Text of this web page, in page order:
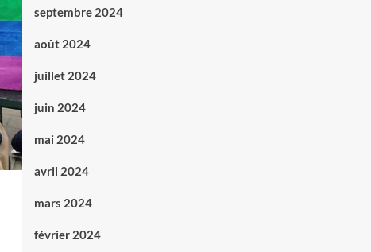
septembre 2024
août 2024
juillet 2024
juin 2024
mai 2024
avril 2024
mars 2024
février 2024